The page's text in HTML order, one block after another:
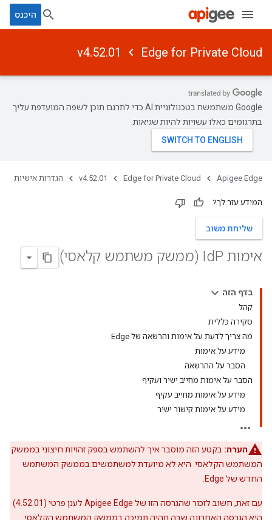
היכנס
Edge for Private Cloud
v4.52.01
‫Google משתמשת בטכנולוגיית AI כדי לתרגם תוכן לשפה המועדפת עליך.
בתרגומים כאלו עשויות להיות שגיאות.
Apigee Edge
Edge for Private Cloud
v4.52.01 הגדרות אישיות
המידע עזר לך?
שליחת משוב
אימות Id P (ממשק משתמש קלאסי)
בדף הזה
קהל
סקירה כללית
מה צריך לדעת על אימות והרשאה של Edge
מידע על אימות
הסבר על ההרשאה
הסבר על אימות מחייב ישיר ועקיף
מידע על אימות מחייב עקיף
מידע על אימות קישור ישיר
הערה: בקטע הזה מוסבר איך להשתמש בספק זהויות חיצוני בממשק
המשתמש הקלאסי. היא לא מיועדת למשתמשים בממשק המשתמש
החדש של Edge.
עם זאת, חשוב לזכור שהגרסה הזו של Apigee Edge לענן פרטי (4.52.01)
היא הגרסה האחרונה שבה תהיה תמיכה בממשק המשתמש הקלאסי.